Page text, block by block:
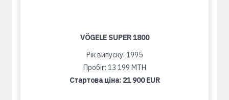
VÖGELE SUPER 1800
Рік випуску: 1995
Пробіг: 13 199 MTH
Стартова ціна: 21 900 EUR